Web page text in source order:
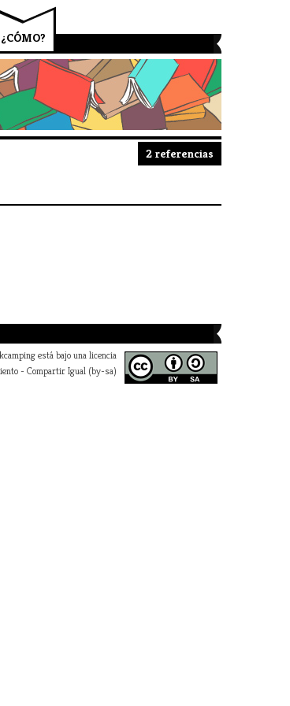
¿CÓMO?
2 referencias
está bajo una licencia
- Compartir Igual (by-sa)